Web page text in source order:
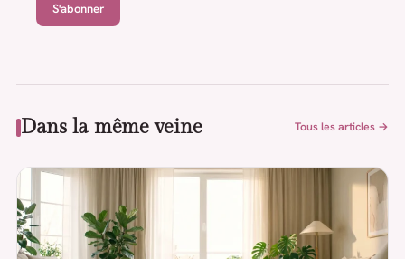
S'abonner
Dans la même veine Tous les articles →